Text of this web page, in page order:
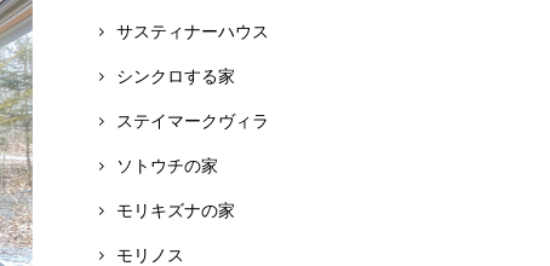
サスティナーハウス
シンクロする家
ステイマークヴィラ
ソトウチの家
モリキズナの家
モリノス